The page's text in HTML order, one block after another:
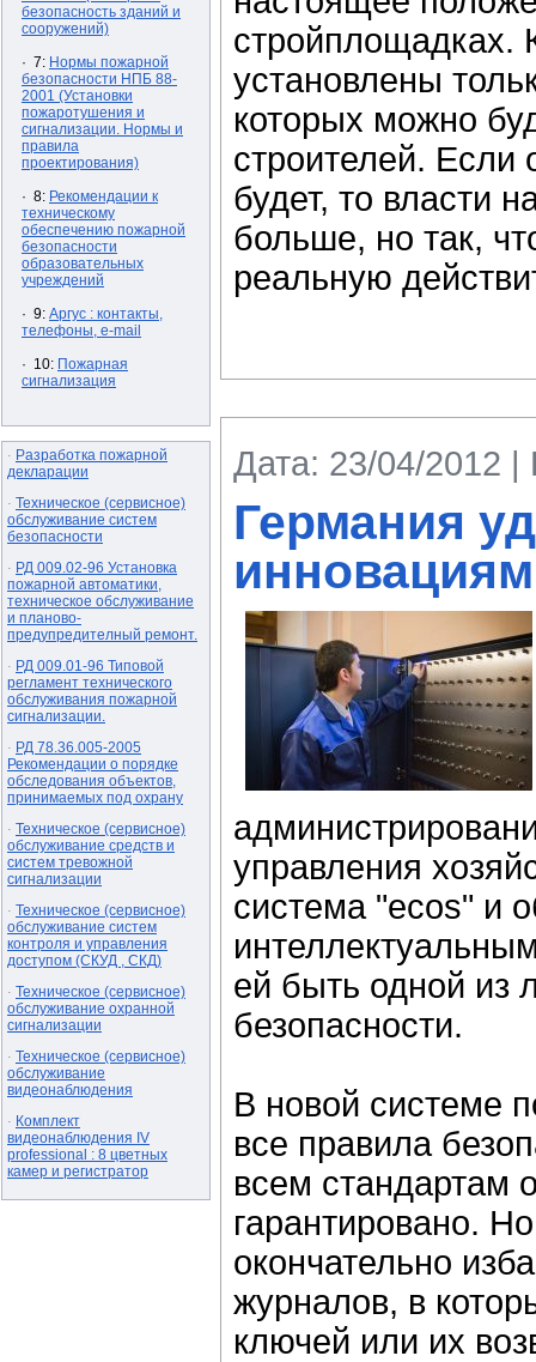
безопасность зданий и
сооружений)
· 7: Нормы пожарной
безопасности НПБ 88-
2001 (Установки
пожаротушения и
сигнализации. Нормы и
правила
проектирования)
· 8: Рекомендации к
техническому
обеспечению пожарной
безопасности
образовательных
учреждений
· 9: Аргус : контакты,
телефоны, e-mail
· 10: Пожарная
сигнализация
· Разработка пожарной
декларации
· Техническое (сервисное)
обслуживание систем
безопасности
· РД 009.02-96 Установка
пожарной автоматики,
техническое обслуживание
и планово-
предупредителный ремонт.
· РД 009.01-96 Типовой
регламент технического
обслуживания пожарной
сигнализации.
· РД 78.36.005-2005
Рекомендации о порядке
обследования объектов,
принимаемых под охрану
· Техническое (сервисное)
обслуживание средств и
систем тревожной
сигнализации
· Техническое (сервисное)
обслуживание систем
контроля и управления
доступом (СКУД , СКД)
· Техническое (сервисное)
обслуживание охранной
сигнализации
· Техническое (сервисное)
обслуживание
видеонаблюдения
· Комплект
видеонаблюдения IV
professional : 8 цветных
камер и регистратор
стройплощадках.
установлены
которых можно
строителей. Если
будет, то власти
больше, но так,
реальную
Дата: 23/04/2012 |
Германия
управления
система "ecos" и
ей быть одной из
безопасности.
В новой системе
все правила
всем стандартам
гарантировано.
окончательно
журналов, в
ключей или их